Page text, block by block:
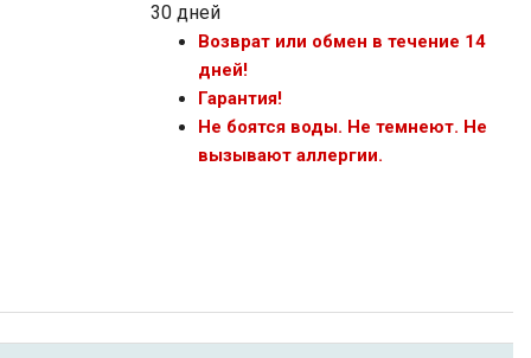
30 дней
Возврат или обмен в течение 14
дней!
Гарантия!
Не боятся воды. Не темнеют. Не
вызывают аллергии.